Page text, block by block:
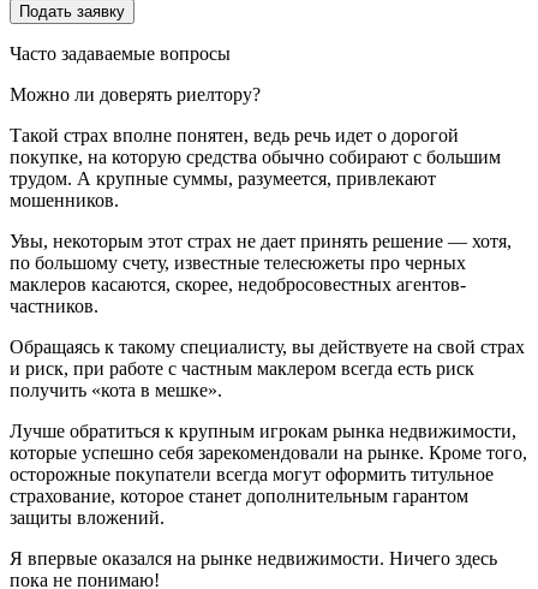
Часто задаваемые вопросы
Можно ли доверять риелтору?
Такой страх вполне понятен, ведь речь идет о дорогой
покупке, на которую средства обычно собирают с большим
трудом. А крупные суммы, разумеется, привлекают
мошенников.
Увы, некоторым этот страх не дает принять решение — хотя,
по большому счету, известные телесюжеты про черных
маклеров касаются, скорее, недобросовестных агентов-
частников.
Обращаясь к такому специалисту, вы действуете на свой страх
и риск, при работе с частным маклером всегда есть риск
получить «кота в мешке».
Лучше обратиться к крупным игрокам рынка недвижимости,
которые успешно себя зарекомендовали на рынке. Кроме того,
осторожные покупатели всегда могут оформить титульное
страхование, которое станет дополнительным гарантом
защиты вложений.
Я впервые оказался на рынке недвижимости. Ничего здесь
пока не понимаю!